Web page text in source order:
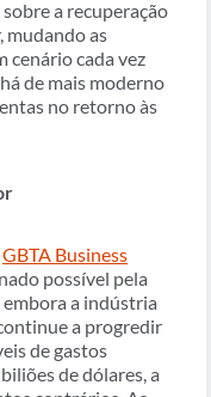
a recuperação
mudando as
cenário cada vez
de mais moderno
no retorno às
GBTA Business
possível pela
a indústria
a progredir
de gastos
de dólares, a